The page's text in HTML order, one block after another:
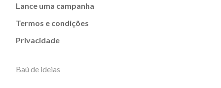
Lance uma campanha
Termos e condições
Privacidade
Baú de ideias